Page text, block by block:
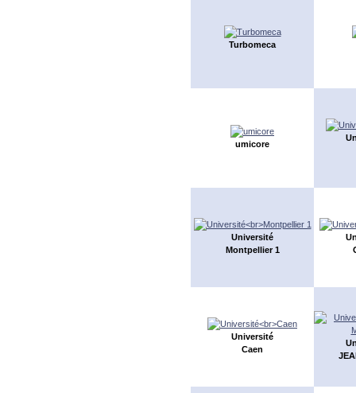
Turbomeca
umicore
Université
Montpellier 1
Université
Caen